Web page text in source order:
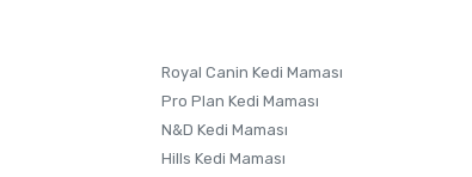
Royal Canin Kedi Maması
Pro Plan Kedi Maması
N&D Kedi Maması
Hills Kedi Maması